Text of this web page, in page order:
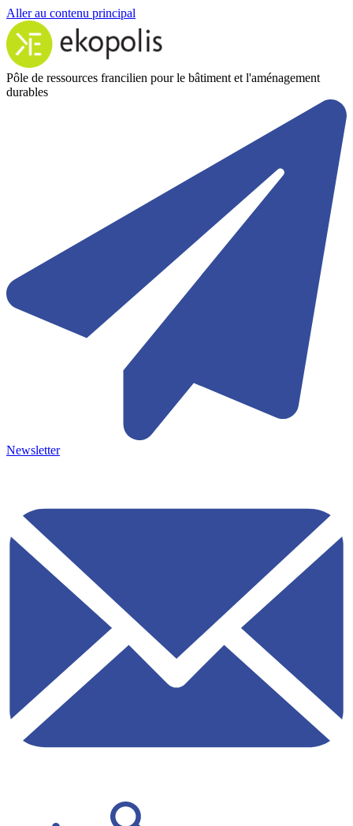
Aller au contenu principal
Pôle de ressources francilien pour le bâtiment et l'aménagement
durables
Newsletter